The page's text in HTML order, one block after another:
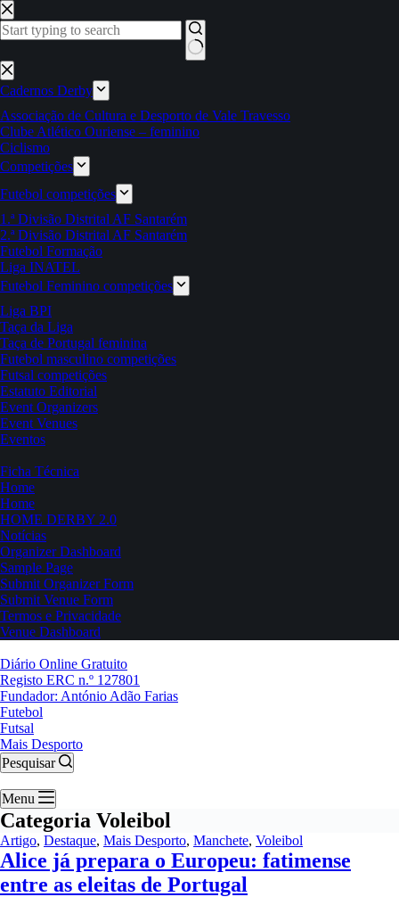
Pular
para
o
Sem
resultados
Cadernos Derby
Associação de Cultura e Desporto de Vale Travesso
Clube Atlético Ouriense – feminino
Ciclismo
Competições
Futebol competições
1.ª Divisão Distrital AF Santarém
2.ª Divisão Distrital AF Santarém
Futebol Formação
Liga INATEL
Futebol Feminino competições
Liga BPI
Taça da Liga
Taça de Portugal feminina
Futebol masculino competições
Futsal competições
Estatuto Editorial
Event Organizers
Event Venues
Eventos
Ficha Técnica
Home
Home
HOME DERBY 2.0
Notícias
Organizer Dashboard
Sample Page
Submit Organizer Form
Submit Venue Form
Termos e Privacidade
Venue Dashboard
Diário Online Gratuito
Registo ERC n.º 127801
Fundador: António Adão Farias
Futebol
Futsal
Mais Desporto
Pesquisar
Menu
Categoria Voleibol
Artigo, Destaque, Mais Desporto, Manchete, Voleibol
Alice já prepara o Europeu: fatimense
entre as eleitas de Portugal